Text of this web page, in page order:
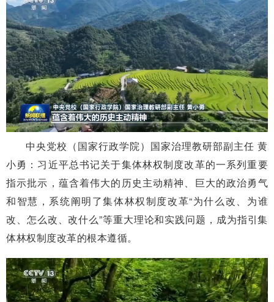
中央党校（国家行政学院）国家治理教研部副主任 黄
小勇：习近平总书记关于集体林权制度改革的一系列重要
指示批示，蕴含着伟大的历史主动精神、巨大的政治勇气
和智慧，系统阐明了集体林权制度改革“为什么改、为谁
改、怎么改、改什么”等重大理论和实践问题，成为指引集
体林权制度改革的根本遵循。